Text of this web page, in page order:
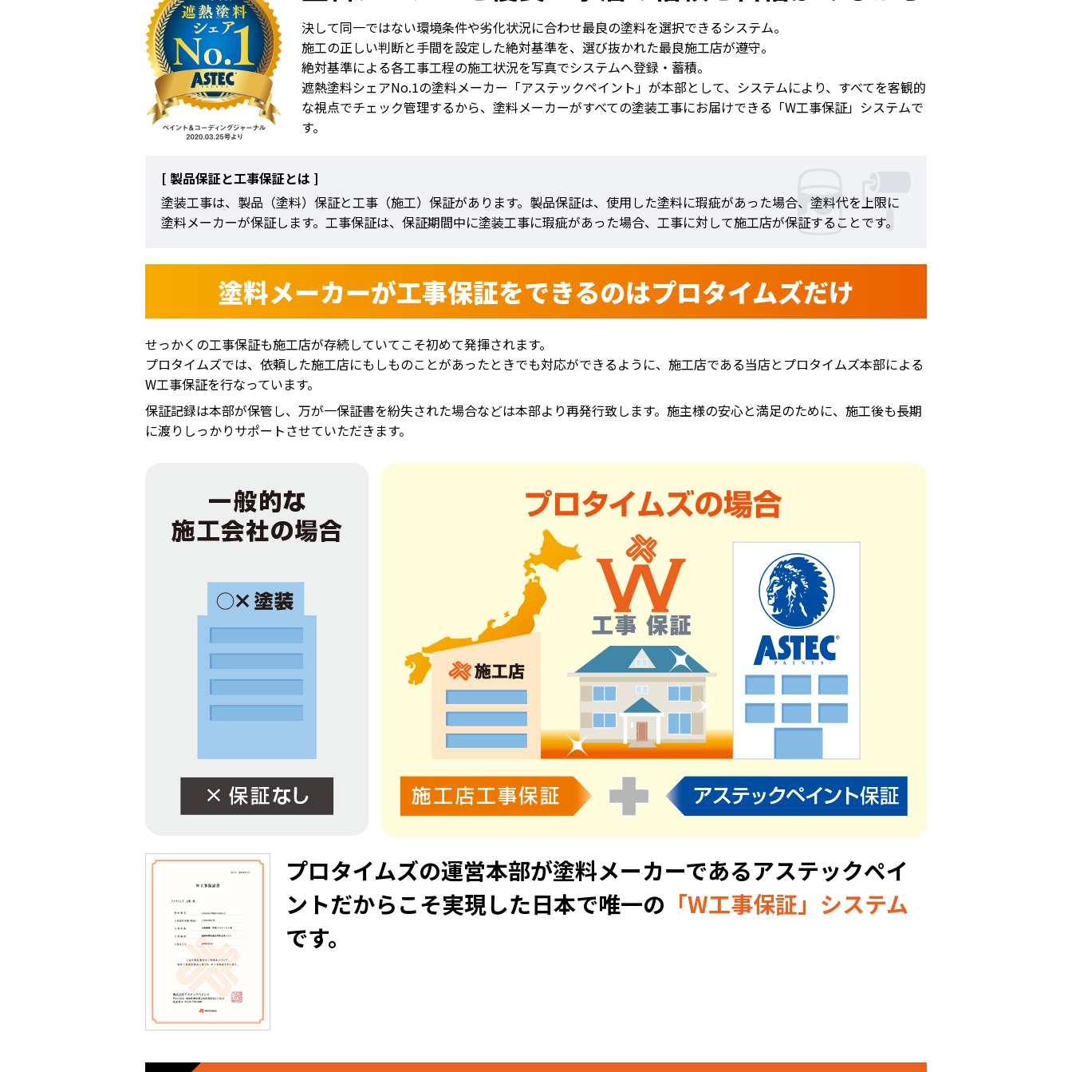
決して同一ではない環境条件や劣化状況に合わせ最良の塗料を選択できるシステム。
施工の正しい判断と手間を設定した絶対基準を、選び抜かれた最良施工店が遵守。
絶対基準による各工事工程の施工状況を写真でシステムへ登録・蓄積。
遮熱塗料シェアNo.1の塗料メーカー「アステックペイント」が本部として、システムにより、すべてを客観的
な視点でチェック管理するから、塗料メーカーがすべての塗装工事にお届けできる「W工事保証」システムで
す。
[ 製品保証と工事保証とは ]
塗装工事は、製品（塗料）保証と工事（施工）保証があります。製品保証は、使用した塗料に瑕疵があった場合、塗料代を上限に
塗料メーカーが保証します。工事保証は、保証期間中に塗装工事に瑕疵があった場合、工事に対して施工店が保証することです。
塗料メーカーが工事保証をできるのはプロタイムズだけ
せっかくの工事保証も施工店が存続していてこそ初めて発揮されます。
プロタイムズでは、依頼した施工店にもしものことがあったときでも対応ができるように、施工店である当店とプロタイムズ本部による
W工事保証を行なっています。
保証記録は本部が保管し、万が一保証書を紛失された場合などは本部より再発行致します。施主様の安心と満足のために、施工後も長期
に渡りしっかりサポートさせていただきます。
プロタイムズの運営本部が塗料メーカーであるアステックペイ
ントだからこそ実現した日本で唯一の 「W工事保証」システム
です。